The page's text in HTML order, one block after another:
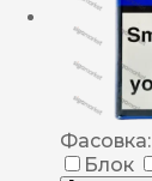
Фасовка:
Блок